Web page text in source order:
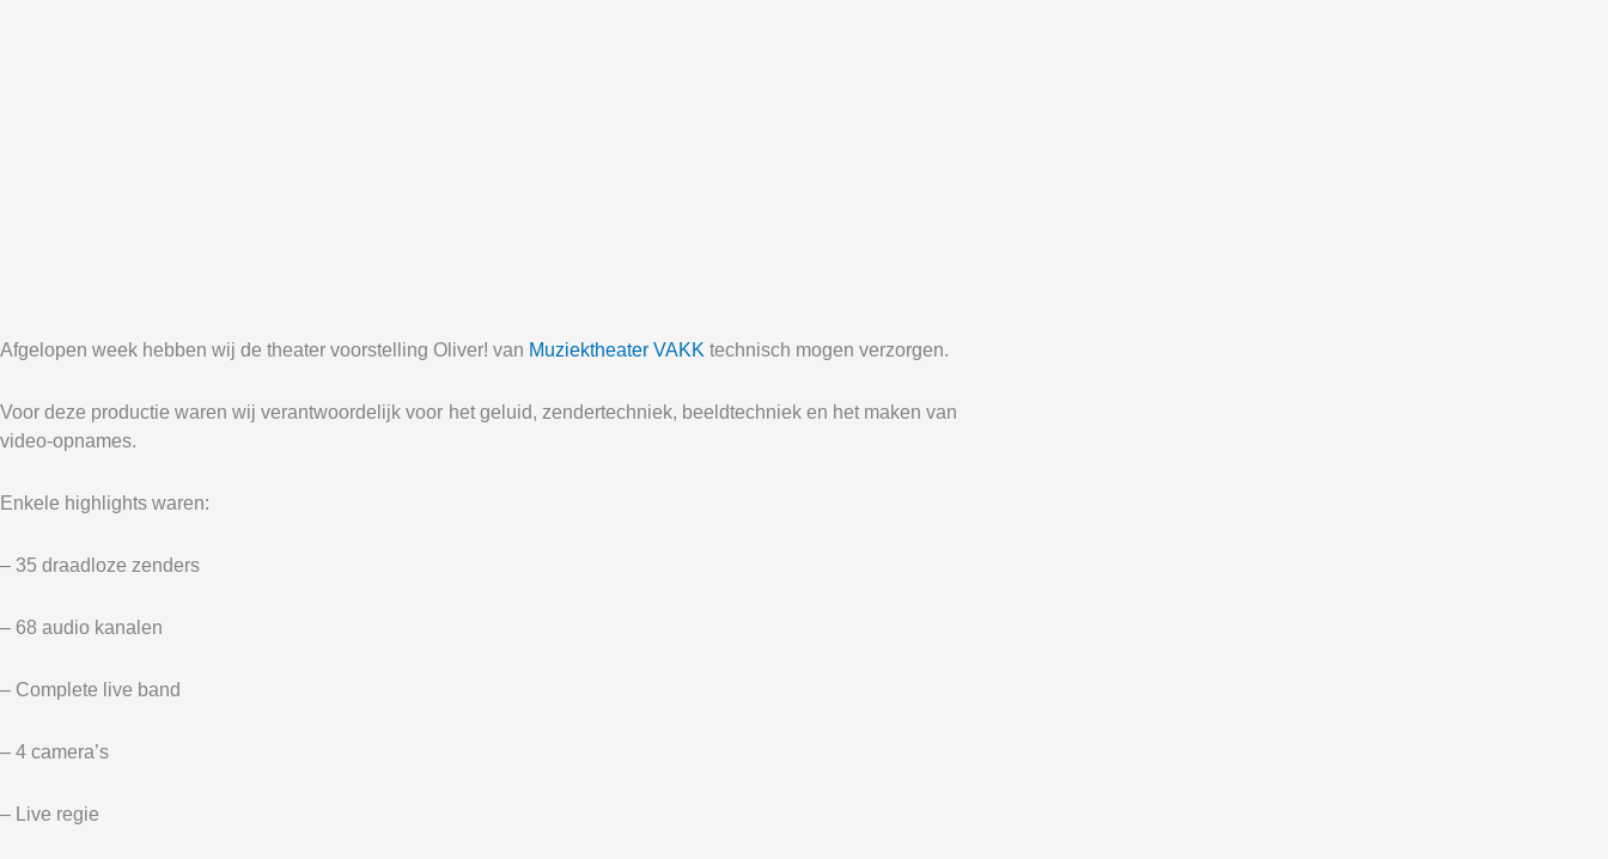
Afgelopen week hebben wij de theater voorstelling Oliver! van Muziektheater VAKK technisch mogen verzorgen.
Voor deze productie waren wij verantwoordelijk voor het geluid, zendertechniek, beeldtechniek en het maken van
video-opnames.
Enkele highlights waren:
– 35 draadloze zenders
– 68 audio kanalen
– Complete live band
– 4 camera’s
– Live regie